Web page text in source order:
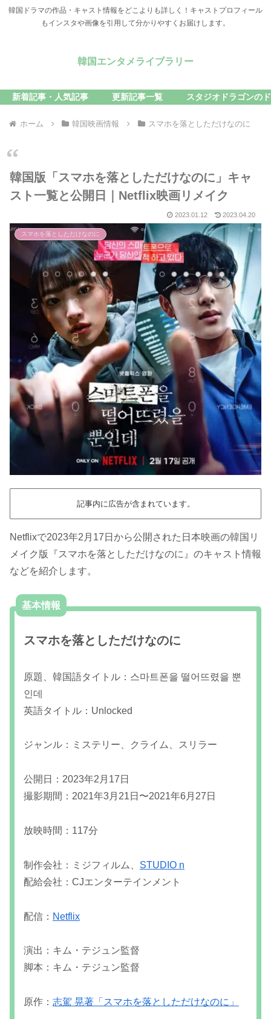
韓国ドラマの作品・キャスト情報をどこよりも詳しく！キャストプロフィール
もインスタや画像を引用して分かりやすくお届けします。
韓国エンタメライブラリー
新着記事・人気記事 更新記事一覧 スタジオドラゴンの
ホーム 韓国映画情報 スマホを落としただけなのに
韓国版「スマホを落としただけなのに」キャ
スト一覧と公開日｜Netflix映画リメイク
2023.01.12 2023.04.20
スマホを落としただけなのに
記事内に広告が含まれています。
Netflixで2023年2月17日から公開された日本映画の韓国リ
メイク版『スマホを落としただけなのに』のキャスト情報
などを紹介します。
基本情報
スマホを落としただけなのに
原題、韓国語タイトル：스마트폰을 떨어뜨렸을 뿐
인데
英語タイトル：Unlocked
ジャンル：ミステリー、クライム、スリラー
公開日：2023年2月17日
撮影期間：2021年3月21日〜2021年6月27日
放映時間：117分
制作会社：ミジフィルム、 STUDIO n
配給会社：CJエンターテインメント
配信： Netflix
演出：キム・テジュン監督
脚本：キム・テジュン監督
原作： 志駕 晃著「スマホを落としただけなのに」